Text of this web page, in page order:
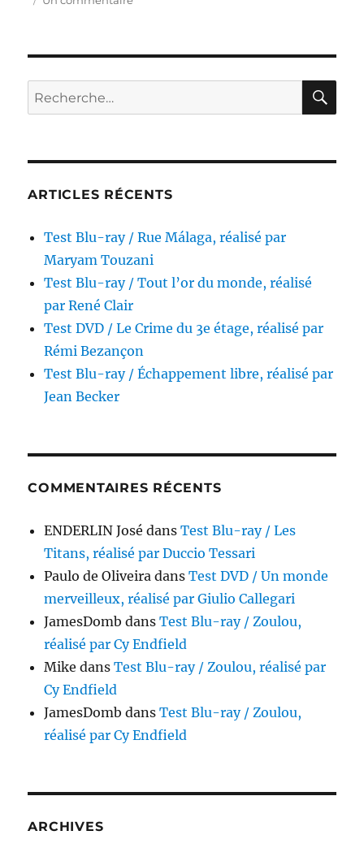
Scarecrows,
par
Recherche
pour :
ARTICLES RÉCENTS
Test Blu-ray / Rue Málaga, réalisé par
Maryam Touzani
Test Blu-ray / Tout l’or du monde, réalisé
par René Clair
Test DVD / Le Crime du 3e étage, réalisé par
Rémi Bezançon
Test Blu-ray / Échappement libre, réalisé par
Jean Becker
COMMENTAIRES RÉCENTS
ENDERLIN José dansTest Blu-ray / Les
Titans, réalisé par Duccio Tessari
Paulo de Oliveira dansTest DVD / Un monde
merveilleux, réalisé par Giulio Callegari
JamesDomb dansTest Blu-ray / Zoulou,
réalisé par Cy Endfield
Mike dansTest Blu-ray / Zoulou, réalisé par
Cy Endfield
JamesDomb dansTest Blu-ray / Zoulou,
réalisé par Cy Endfield
ARCHIVES